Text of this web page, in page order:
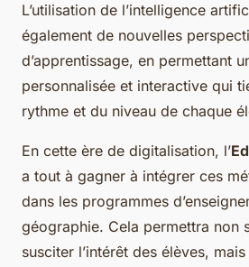
L’utilisation de l’intelligence
également de nouvelles
d’apprentissage, en permettant
personnalisée et interactive qui
rythme et du niveau de chaque
En cette ère de digitalisation, l’
a tout à gagner à intégrer ces
dans les programmes
géographie. Cela permettra non
susciter l’intérêt des élèves,